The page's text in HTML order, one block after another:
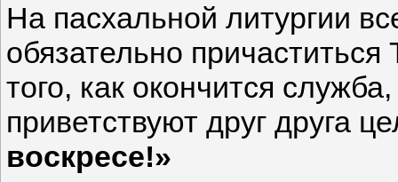
На пасхальной литургии
обязательно
того, как окончится
приветствуют друг друга
воскресе!»